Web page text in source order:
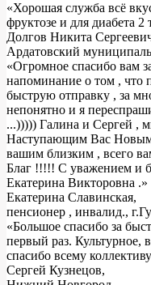
«Хорошая служба всё
фруктозе и для диабета 2
Долгов Никита
Ардатовский
«Огромное спасибо вам
напоминание о том , что
быструю отправку , за
непонятно и я
...))))) Галина и Сергей ,
Наступающим Вас Новым
вашим близким , всего
Благ !!!!! С уважением и
Екатерина Викторовна .»
Екатерина Славинская,
пенсионер , инвалид.,
«Большое спасибо за
первый раз.
спасибо всему
Сергей Кузнецов,